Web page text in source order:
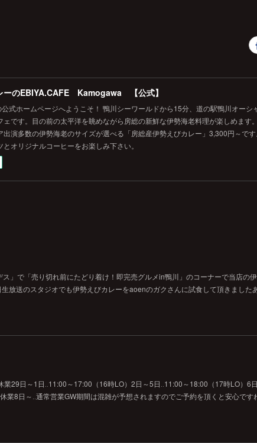
ーのEBIYA.CAFE Kamogawa 【公式】
公式ホームページへようこそ！ 鴨川シーワールドから15分、道の駅鴨川オーシ
ェです。目の前の太平洋を眺めながら房総の新鮮な伊勢海老料理が楽しめます
出演多数の伊勢海老のサイズが選べる「房総産伊勢えびカレー」3,300円～で
とオリジナルコーヒーをお楽しみ下さい。
」で「売り切れ前にたどり着け！即完売グルメin鴨川」のコーナーで当店の
放送のスタジオでも伊勢えびカレーをaoenのガクさんに試食して頂きまし
29日～1日‥11:00～17:00（16時LO）2日～5日‥11:00～18:00（17時LO）6
業8日～‥通常営業GW期間は混雑が予想されますのでご予約を頂くと安心で